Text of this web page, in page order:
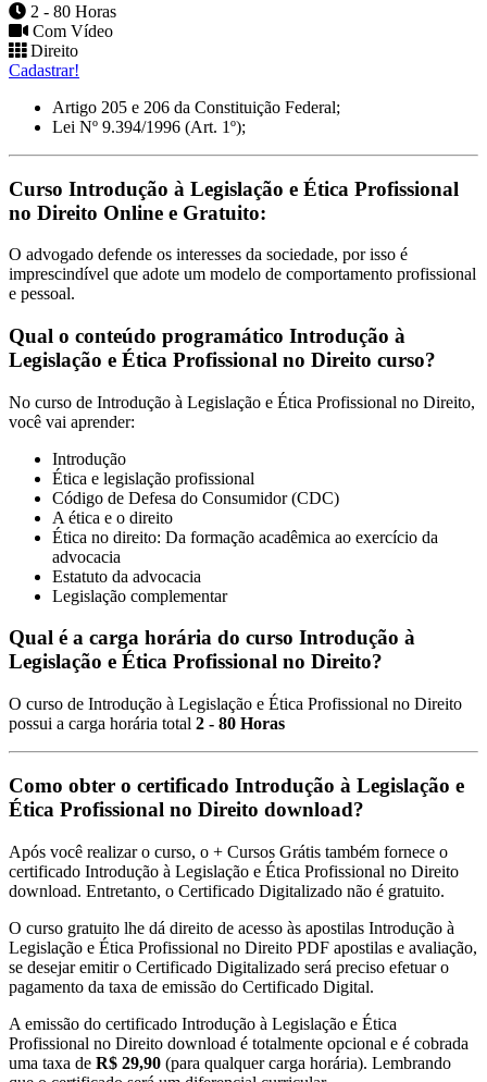
2 - 80 Horas
Com Vídeo
Direito
Cadastrar!
Artigo 205 e 206 da Constituição Federal;
Lei Nº 9.394/1996 (Art. 1º);
Curso Introdução à Legislação e Ética Profissional
no Direito Online e Gratuito:
O advogado defende os interesses da sociedade, por isso é
imprescindível que adote um modelo de comportamento profissional
e pessoal.
Qual o conteúdo programático Introdução à
Legislação e Ética Profissional no Direito curso?
No curso de Introdução à Legislação e Ética Profissional no Direito,
você vai aprender:
Introdução
Ética e legislação profissional
Código de Defesa do Consumidor (CDC)
A ética e o direito
Ética no direito: Da formação acadêmica ao exercício da
advocacia
Estatuto da advocacia
Legislação complementar
Qual é a carga horária do curso Introdução à
Legislação e Ética Profissional no Direito?
O curso de Introdução à Legislação e Ética Profissional no Direito
possui a carga horária total 2 - 80 Horas
Como obter o certificado Introdução à Legislação e
Ética Profissional no Direito download?
Após você realizar o curso, o + Cursos Grátis também fornece o
certificado Introdução à Legislação e Ética Profissional no Direito
download. Entretanto, o Certificado Digitalizado não é gratuito.
O curso gratuito lhe dá direito de acesso às apostilas Introdução à
Legislação e Ética Profissional no Direito PDF apostilas e avaliação,
se desejar emitir o Certificado Digitalizado será preciso efetuar o
pagamento da taxa de emissão do Certificado Digital.
A emissão do certificado Introdução à Legislação e Ética
Profissional no Direito download é totalmente opcional e é cobrada
uma taxa de R$ 29,90 (para qualquer carga horária). Lembrando